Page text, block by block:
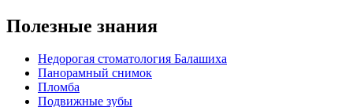
Полезные знания
Недорогая стоматология Балашиха
Панорамный снимок
Пломба
Подвижные зубы